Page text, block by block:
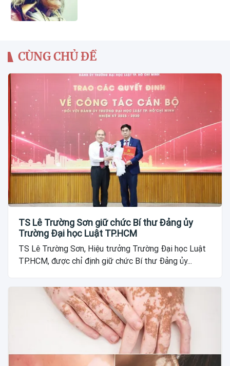
CÙNG CHỦ ĐỀ
TS Lê Trường Sơn giữ chức Bí thư Đảng ủy
Trường Đại học Luật TP.HCM
TS Lê Trường Sơn, Hiệu trưởng Trường Đại học Luật
TP.HCM, được chỉ định giữ chức Bí thư Đảng ủy...